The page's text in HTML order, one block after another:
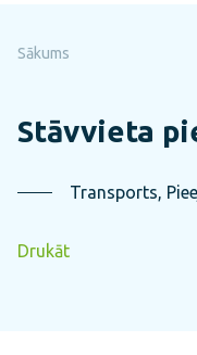
Sākums
Stāvvieta
Transports,
Drukāt